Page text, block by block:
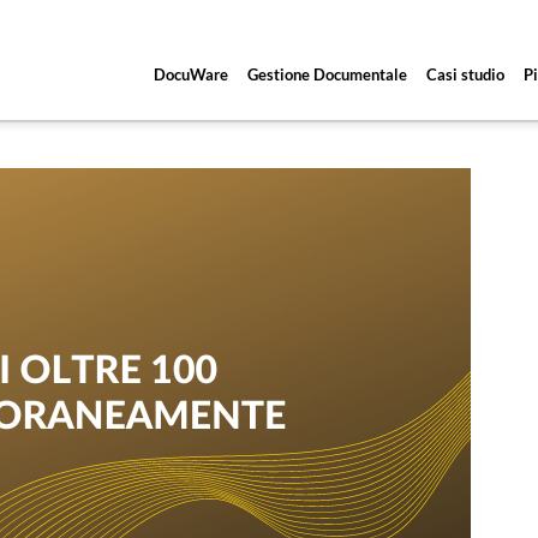
DocuWare Gestione Documentale Casi studio